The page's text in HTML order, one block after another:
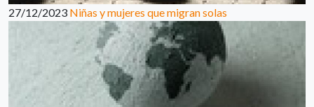
27/12/2023 Niñas y mujeres que migran solas